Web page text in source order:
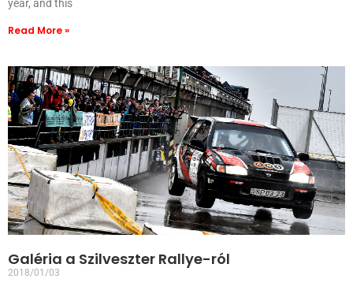
year, and this
Read More »
Galéria a Szilveszter Rallye-ról
2018/01/03